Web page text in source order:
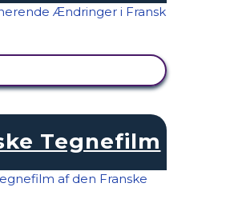
Tegnefilm